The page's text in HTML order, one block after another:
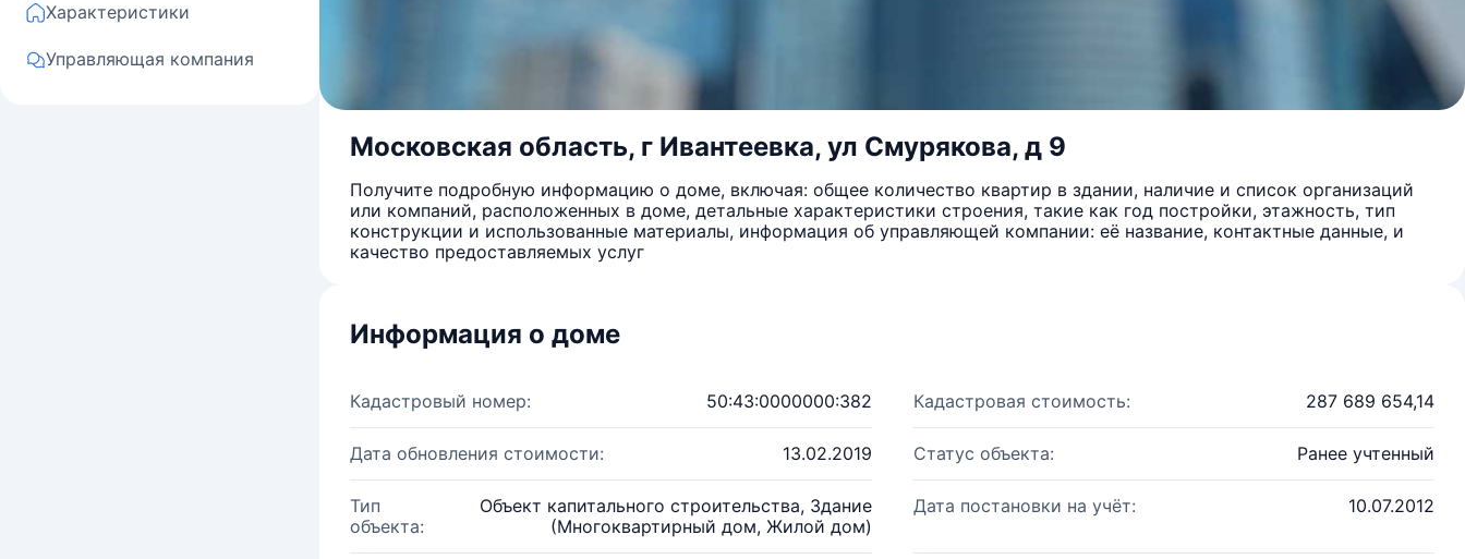
Характеристики
Управляющая компания
Московская область, г Ивантеевка, ул Смурякова, д 9
Получите подробную информацию о доме, включая: общее количество квартир в здании, наличие и список организаций
или компаний, расположенных в доме, детальные характеристики строения, такие как год постройки, этажность, тип
конструкции и использованные материалы, информация об управляющей компании: её название, контактные данные, и
качество предоставляемых услуг
Информация о доме
Кадастровый номер: 50:43:0000000:382 Кадастровая стоимость: 287 689 654,14
Дата обновления стоимости: 13.02.2019 Статус объекта: Ранее учтенный
Тип
объекта:
Объект капитального строительства, Здание
(Многоквартирный дом, Жилой дом)
Дата постановки на учёт: 10.07.2012